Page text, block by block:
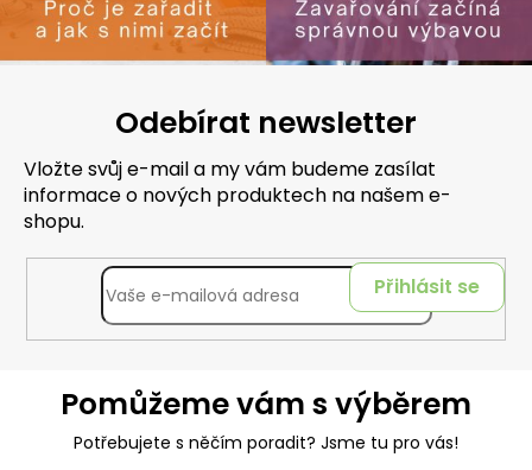
Odebírat newsletter
Vložte svůj e-mail a my vám budeme zasílat
informace o nových produktech na našem e-
shopu.
Přihlásit se
Pomůžeme vám s výběrem
Potřebujete s něčím poradit? Jsme tu pro vás!